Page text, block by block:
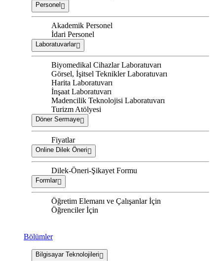
Personel
Akademik Personel
İdari Personel
Laboratuvarlar
Biyomedikal Cihazlar Laboratuvarı
Görsel, İşitsel Teknikler Laboratuvarı
Harita Laboratuvarı
İnşaat Laboratuvarı
Madencilik Teknolojisi Laboratuvarı
Turizm Atölyesi
Döner Sermaye
Fiyatlar
Online Dilek Öneri
Dilek-Öneri-Şikayet Formu
Formlar
Öğretim Elemanı ve Çalışanlar İçin
Öğrenciler İçin
Bölümler
Bilgisayar Teknolojileri